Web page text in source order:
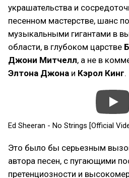
украшательства и
песенном мастерстве, шанс
музыкальными гигантами в
области, в глубоком царстве
Джони Митчелл, а не в
Элтона Джона и Кэрол Кинг.
Ed Sheeran - No Strings [Official
Это было бы серьезным
автора песен, с пугающими
претенциозности и